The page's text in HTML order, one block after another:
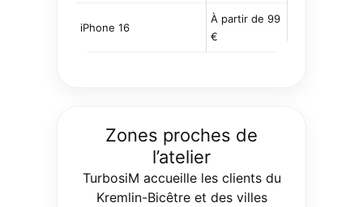
iPhone 16
À partir de 99
€
Zones proches de
l’atelier
TurbosiM accueille les clients du
Kremlin-Bicêtre et des villes